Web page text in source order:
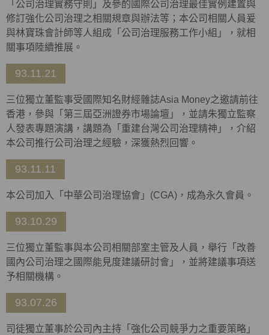
「公司治理實務守則」及參酌國際公司治理最佳實例建置與
修訂強化公司治理之相關規章與辦法等；本公司相關人員爰
與林寶珠會計師等人組成「公司治理服務工作小組」，就相
關事項陸續推展。
93.11.21
三位獨立董監事受國際知名財經雜誌Asia Money之邀請前往
香港，參與「第三屆亞洲證券市場論壇」，並請朱獨立監察
人發表專題演講，講題為「重建台灣公司治理精神」，介紹
本公司推行公司治理之經驗，深獲熱烈回響。
93.11.11
本公司加入「中華公司治理協會」(CGA)，成為永久會員。
93.10.29
三位獨立董監事與本公司相關部室主管及人員，舉行「改善
國內公司治理之國際能見度建議研討會」，並將建議事項送
予相關機構。
93.07.26
司徒獨立董事於公司內主持「強化公司競爭力之重要策略」